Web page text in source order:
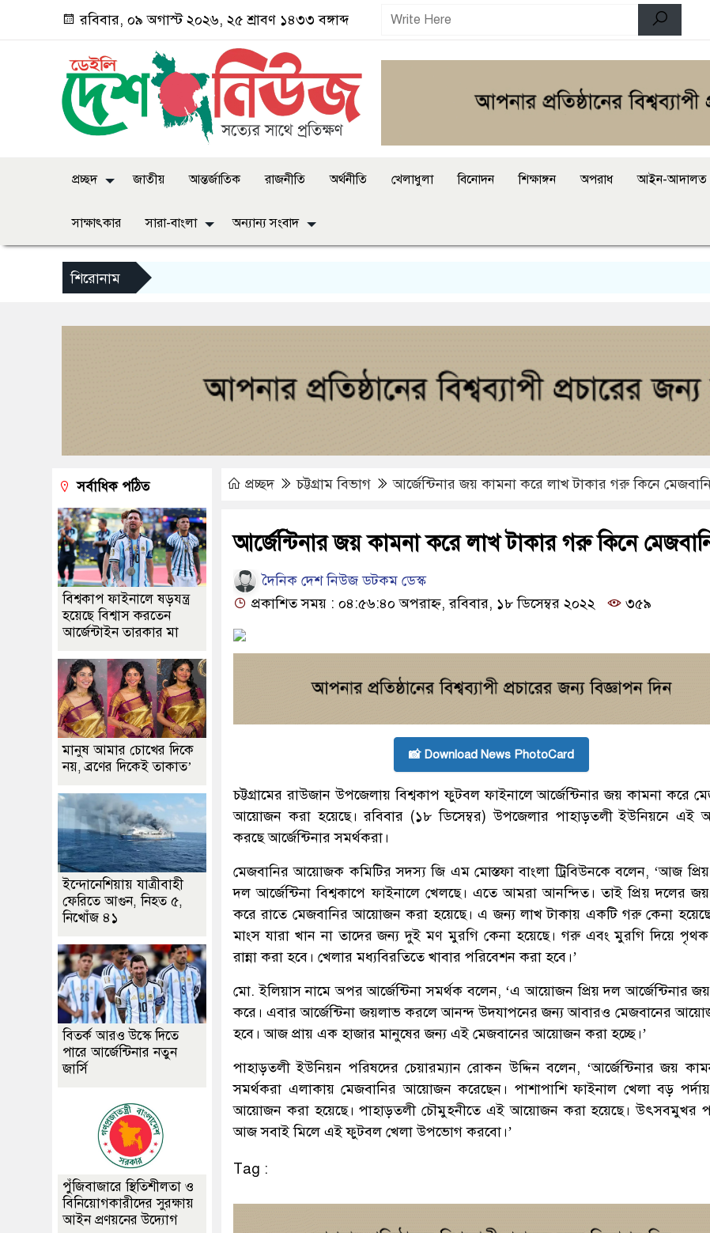
রবিবার, ০৯ অগাস্ট ২০২৬, ২৫ শ্রাবণ ১৪৩৩ বঙ্গাব্দ
প্রচ্ছদ জাতীয় আন্তর্জাতিক রাজনীতি অর্থনীতি খেলাধুলা বিনোদন শিক্ষাঙ্গন অপরাধ আইন-আদালত
সাক্ষাৎকার সারা-বাংলা অন্যান্য সংবাদ
শিরোনাম
প্রচ্ছদ চট্টগ্রাম বিভাগ আর্জেন্টিনার জয় কামনা করে লাখ টাকার গরু কিনে
আর্জেন্টিনার জয় কামনা করে লাখ টাকার গরু কিনে
দৈনিক দেশ নিউজ ডটকম ডেস্ক
প্রকাশিত সময় : ০৪:৫৬:৪০ অপরাহ্ন, রবিবার, ১৮ ডিসেম্বর ২০২২
৩৫৯
📸 Download News PhotoCard
চট্টগ্রামের রাউজান উপজেলায় বিশ্বকাপ ফুটবল ফাইনালে আর্জেন্টিনার জয় কামনা করে
আয়োজন করা হয়েছে। রবিবার (১৮ ডিসেম্বর) উপজেলার পাহাড়তলী ইউনিয়নে এই
করছে আর্জেন্টিনার সমর্থকরা।
মেজবানির আয়োজক কমিটির সদস্য জি এম মোস্তফা বাংলা ট্রিবিউনকে বলেন, ‘আজ
দল আর্জেন্টিনা বিশ্বকাপে ফাইনালে খেলছে। এতে আমরা আনন্দিত। তাই প্রিয় দলের
করে রাতে মেজবানির আয়োজন করা হয়েছে। এ জন্য লাখ টাকায় একটি গরু কেনা
মাংস যারা খান না তাদের জন্য দুই মণ মুরগি কেনা হয়েছে। গরু এবং মুরগি দিয়ে পৃথক
রান্না করা হবে। খেলার মধ্যবিরতিতে খাবার পরিবেশন করা হবে।’
মো. ইলিয়াস নামে অপর আর্জেন্টিনা সমর্থক বলেন, ‘এ আয়োজন প্রিয় দল আর্জেন্টিনার
করে। এবার আর্জেন্টিনা জয়লাভ করলে আনন্দ উদযাপনের জন্য আবারও মেজবানের
হবে। আজ প্রায় এক হাজার মানুষের জন্য এই মেজবানের আয়োজন করা হচ্ছে।’
পাহাড়তলী ইউনিয়ন পরিষদের চেয়ারম্যান রোকন উদ্দিন বলেন, ‘আর্জেন্টিনার জয়
সমর্থকরা এলাকায় মেজবানির আয়োজন করেছেন। পাশাপাশি ফাইনাল খেলা বড়
আয়োজন করা হয়েছে। পাহাড়তলী চৌমুহনীতে এই আয়োজন করা হয়েছে। উৎসবমুখর
আজ সবাই মিলে এই ফুটবল খেলা উপভোগ করবো।’
Tag :
সর্বাধিক পঠিত
বিশ্বকাপ ফাইনালে ষড়যন্ত্র
হয়েছে বিশ্বাস করতেন
আর্জেন্টাইন তারকার মা
মানুষ আমার চোখের দিকে
নয়, ব্রণের দিকেই তাকাত’
ইন্দোনেশিয়ায় যাত্রীবাহী
ফেরিতে আগুন, নিহত ৫,
নিখোঁজ ৪১
বিতর্ক আরও উস্কে দিতে
পারে আর্জেন্টিনার নতুন
জার্সি
পুঁজিবাজারে স্থিতিশীলতা ও
বিনিয়োগকারীদের সুরক্ষায়
আইন প্রণয়নের উদ্যোগ